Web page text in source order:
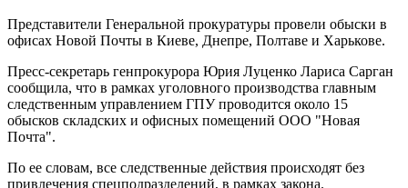
Представители Генеральной прокуратуры провели обыски в
офисах Новой Почты в Киеве, Днепре, Полтаве и Харькове.
Пресс-секретарь генпрокурора Юрия Луценко Лариса Сарган
сообщила, что в рамках уголовного производства главным
следственным управлением ГПУ проводится около 15
обысков складских и офисных помещений ООО "Новая
Почта".
По ее словам, все следственные действия происходят без
привлечения спецподразделений, в рамках закона.